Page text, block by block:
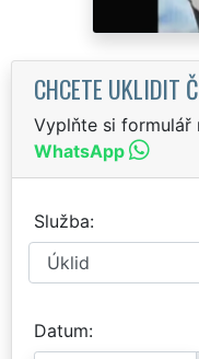
CHCETE UKLIDIT
Vyplňte si formulář
WhatsApp
Služba
Datum